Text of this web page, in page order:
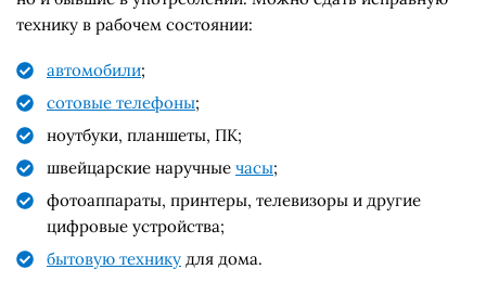
технику в рабочем состоянии:
автомобили;
сотовые телефоны;
ноутбуки, планшеты, ПК;
швейцарские наручные часы;
фотоаппараты, принтеры, телевизоры и другие
цифровые устройства;
бытовую технику для дома.